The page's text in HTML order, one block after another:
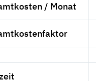
/ Monat